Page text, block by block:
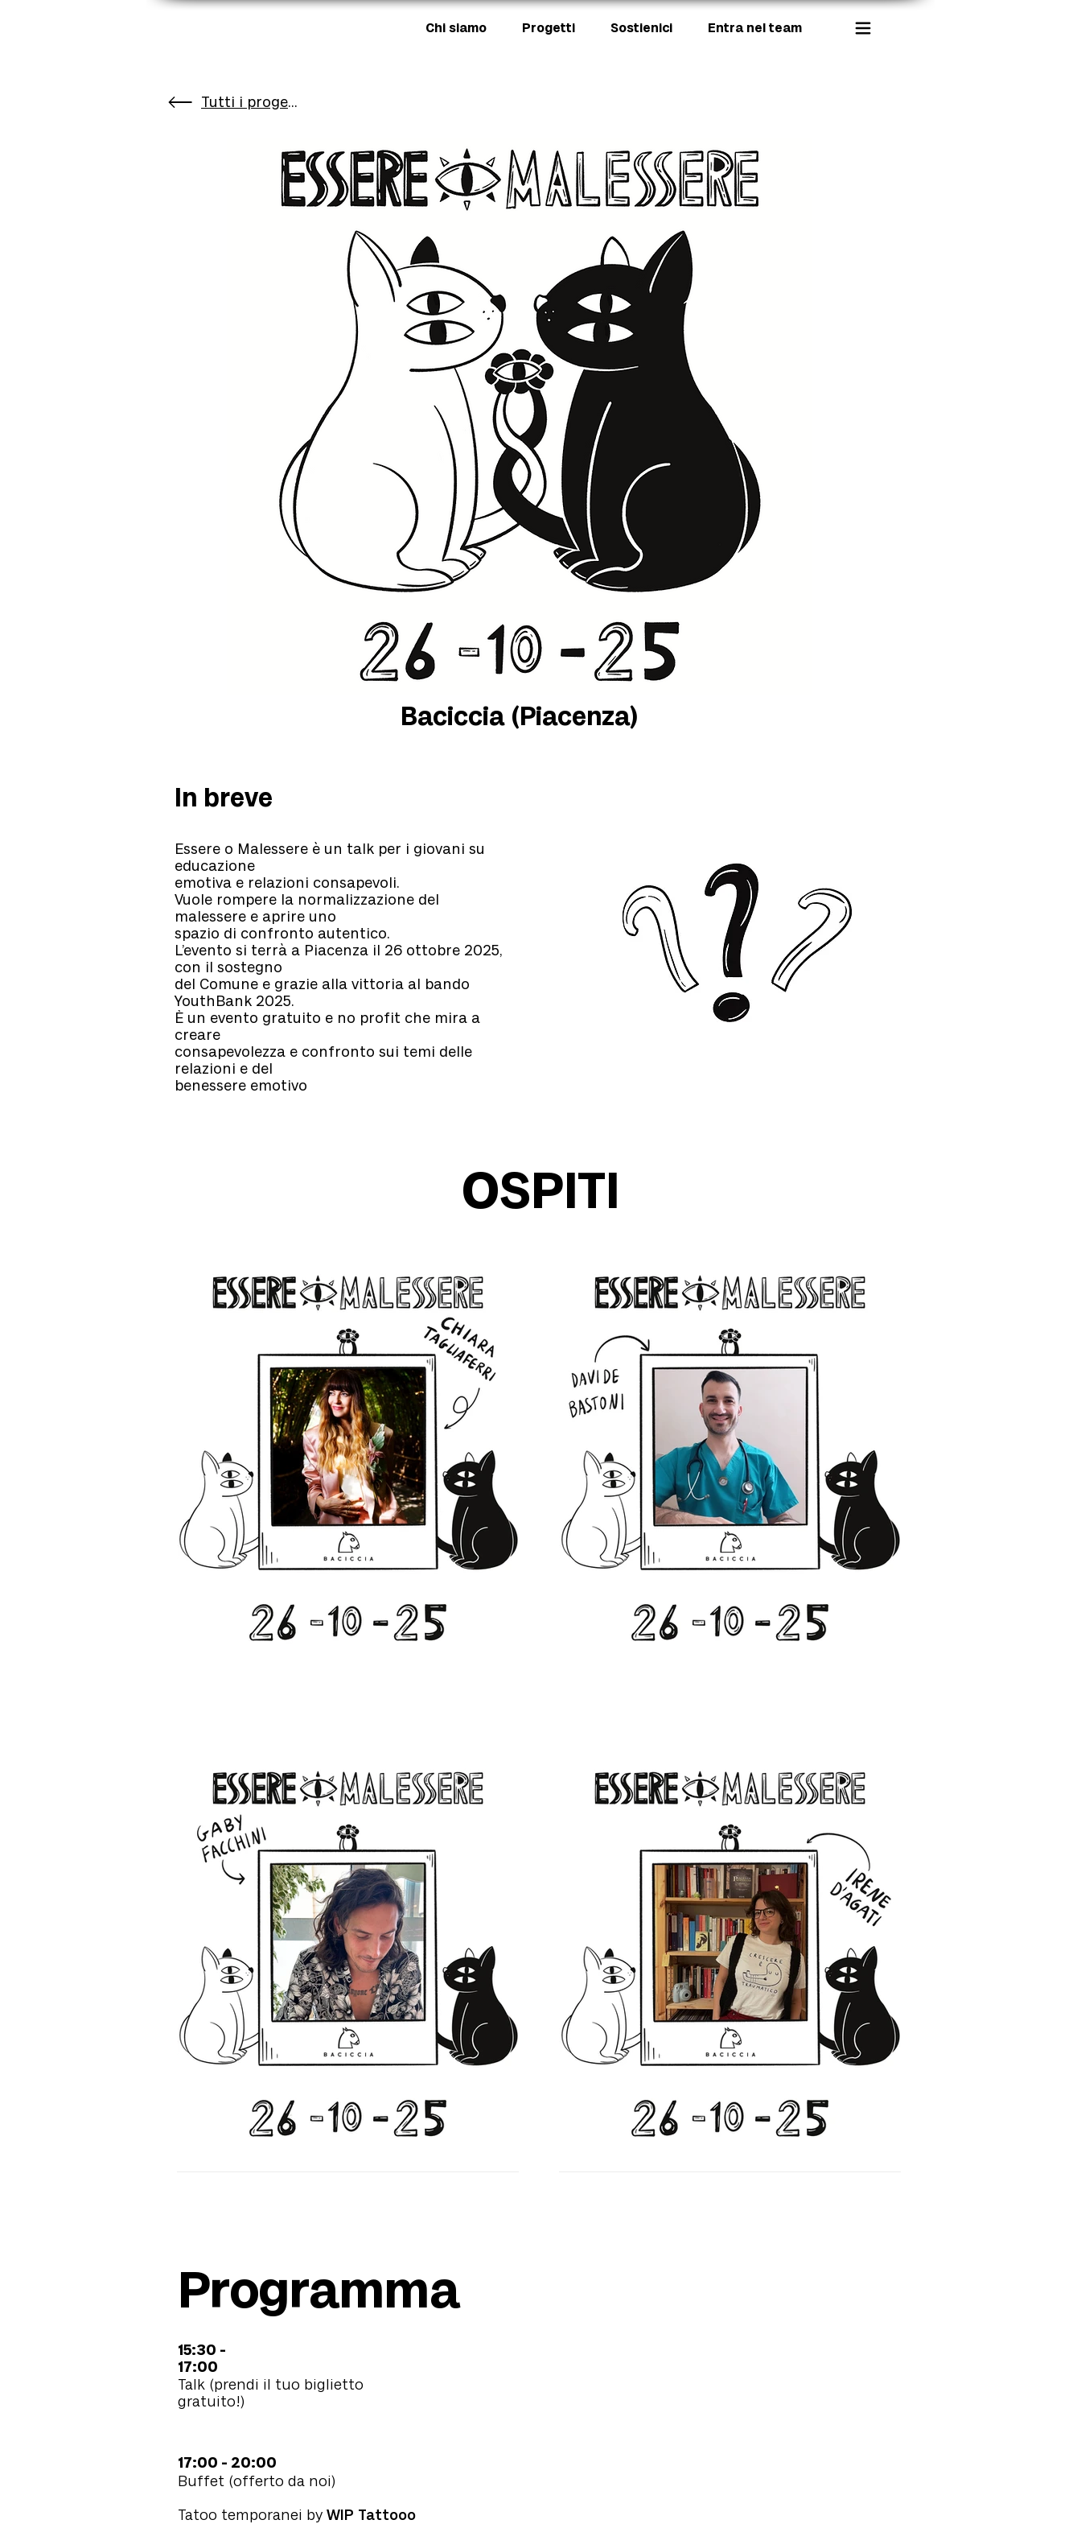
Chi siamo Progetti Sostienici Entra nel team
Tutti i progetti
Baciccia (Piacenza)
In breve
Essere o Malessere è un talk per i giovani su
educazione
emotiva e relazioni consapevoli.
Vuole rompere la normalizzazione del
malessere e aprire uno
spazio di confronto autentico.
L’evento si terrà a Piacenza il 26 ottobre 2025,
con il sostegno
del Comune e grazie alla vittoria al bando
YouthBank 2025.
È un evento gratuito e no profit che mira a
creare
consapevolezza e confronto sui temi delle
relazioni e del
benessere emotivo
OSPITI
Programma
15:30 -
17:00
Talk (prendi il tuo biglietto
gratuito!)
17:00 - 20:00
Buffet (offerto da noi)
Tatoo temporanei by WIP Tattooo